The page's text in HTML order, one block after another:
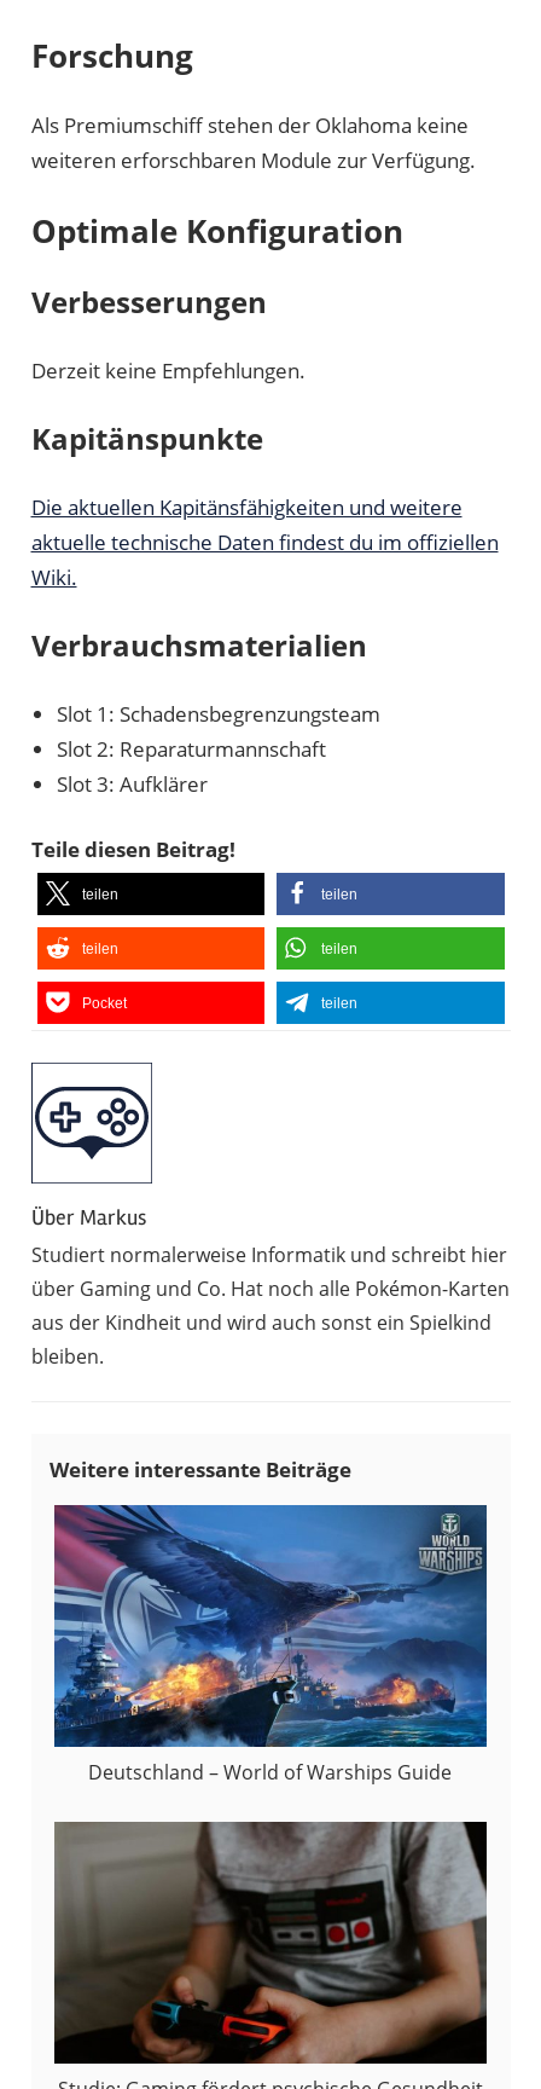
Forschung
Als Premiumschiff stehen der Oklahoma keine
weiteren erforschbaren Module zur Verfügung.
Optimale Konfiguration
Verbesserungen
Derzeit keine Empfehlungen.
Kapitänspunkte
Die aktuellen Kapitänsfähigkeiten und weitere
aktuelle technische Daten findest du im offiziellen
Wiki.
Verbrauchsmaterialien
Slot 1: Schadensbegrenzungsteam
Slot 2: Reparaturmannschaft
Slot 3: Aufklärer
Teile diesen Beitrag!
teilen teilen
teilen teilen
Pocket teilen
Über Markus
Studiert normalerweise Informatik und schreibt hier
über Gaming und Co. Hat noch alle Pokémon-Karten
aus der Kindheit und wird auch sonst ein Spielkind
bleiben.
Deutschland – World of Warships Guide